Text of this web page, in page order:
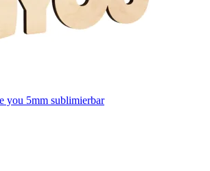
you 5mm sublimierbar